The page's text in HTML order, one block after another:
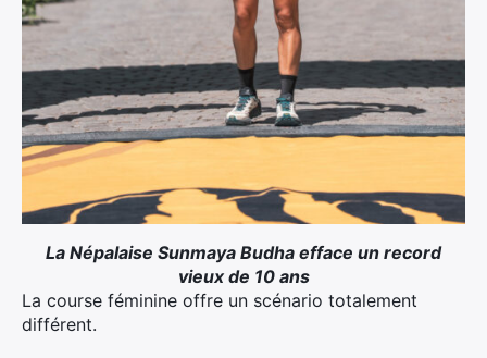
La Népalaise Sunmaya Budha efface un record
vieux de 10 ans
La course féminine offre un scénario totalement
différent.
×